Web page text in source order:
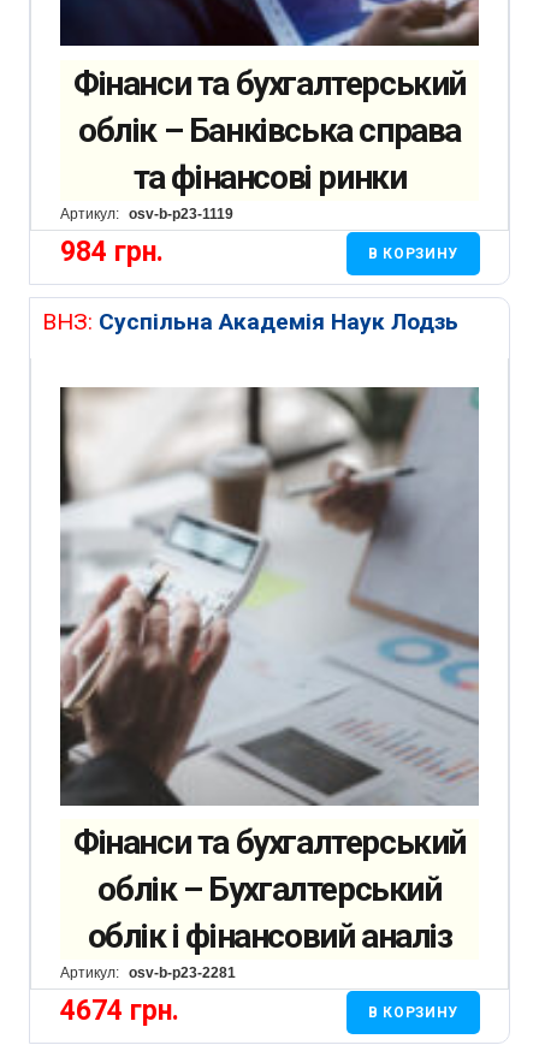
Фінанси та бухгалтерський
облік – Банківська справа
та фінансові ринки
Артикул: osv-b-p23-1119
984 грн. В КОРЗИНУ
ВНЗ: Суспільна Академія Наук Лодзь
Фінанси та бухгалтерський
облік – Бухгалтерський
облік і фінансовий аналіз
Артикул: osv-b-p23-2281
4674 грн. В КОРЗИНУ